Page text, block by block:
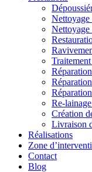
Nettoyage
Nettoyage
Re-
Création
Livraison
Réalisations
Zone
Contact
Blog